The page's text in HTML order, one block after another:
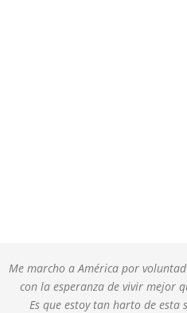
Me marcho a América por
con la esperanza de vivir mejor
Es que estoy tan harto de esta